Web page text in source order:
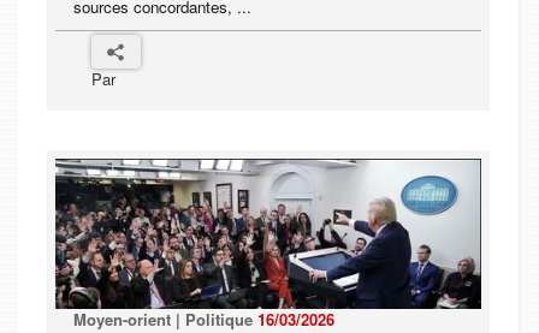
sources concordantes, ...
Par
Moyen-orient | Politique 16/03/2026